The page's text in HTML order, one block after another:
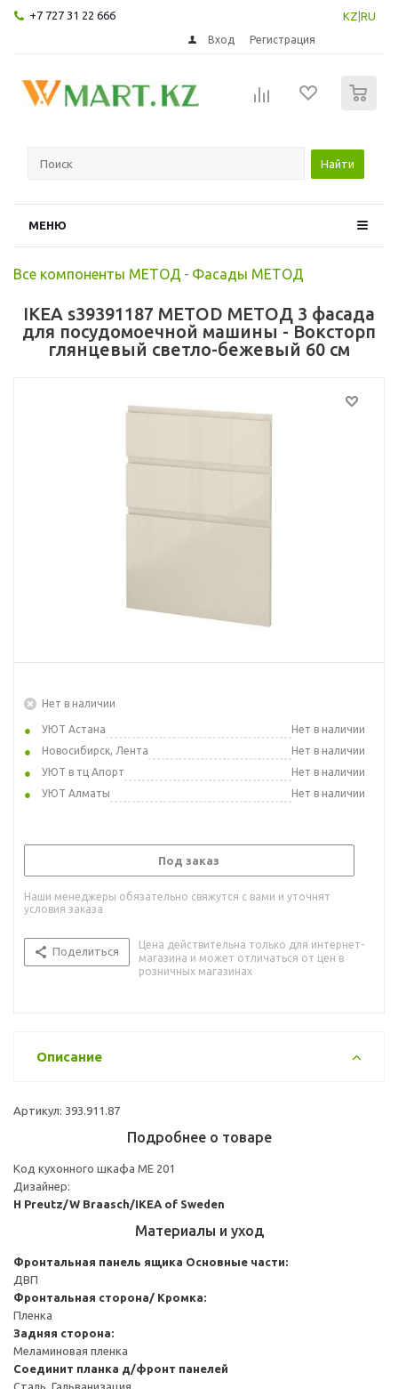
+7 727 31 22 666 KZ RU
Вход Регистрация
Найти
МЕНЮ
Все компоненты МЕТОД - Фасады МЕТОД
IKEA s39391187 METOD МЕТОД 3 фасада
для посудомоечной машины - Воксторп
глянцевый светло-бежевый 60 см
Нет в наличии
УЮТ Астана
Нет в наличии
Новосибирск, Лента
Нет в наличии
УЮТ в тц Апорт
Нет в наличии
УЮТ Алматы
Нет в наличии
Под заказ
Наши менеджеры обязательно свяжутся с вами и уточнят
условия заказа
Поделиться
Цена действительна только для интернет-
магазина и может отличаться от цен в
розничных магазинах
Описание
Артикул: 393.911.87
Подробнее о товаре
Код кухонного шкафа ME 201
Дизайнер:
H Preutz/W Braasch/IKEA of Sweden
Материалы и уход
Фронтальная панель ящика Основные части:
ДВП
Фронтальная сторона/ Кромка:
Пленка
Задняя сторона:
Меламиновая пленка
Соединит планка д/фронт панелей
Сталь, Гальванизация